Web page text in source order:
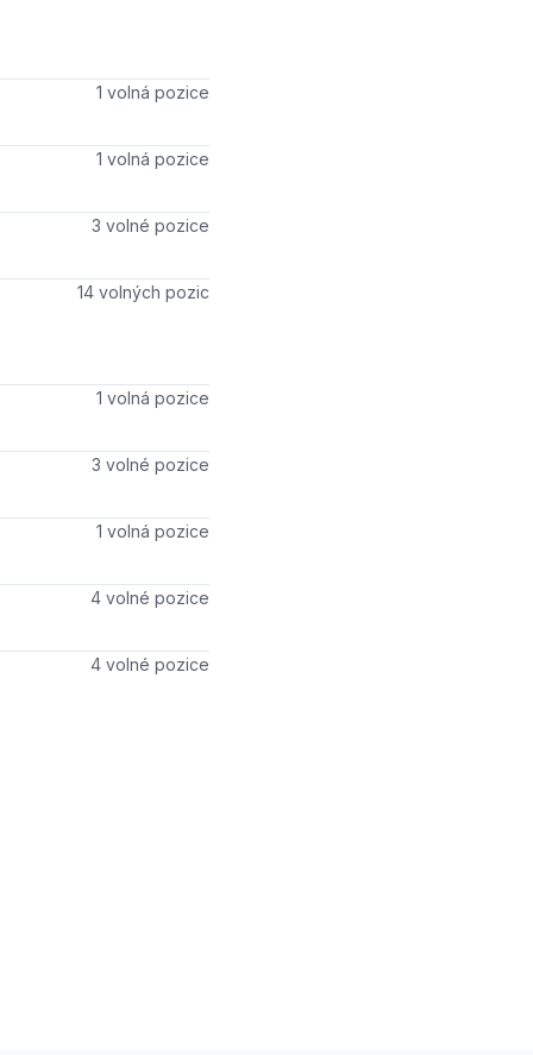
Počet volných míst
1 volná pozice
Počet volných míst
1 volná pozice
Počet volných míst
3 volné pozice
Počet volných míst
14 volných pozic
Počet volných míst
1 volná pozice
Počet volných míst
3 volné pozice
Počet volných míst
1 volná pozice
Počet volných míst
4 volné pozice
Počet volných míst
4 volné pozice